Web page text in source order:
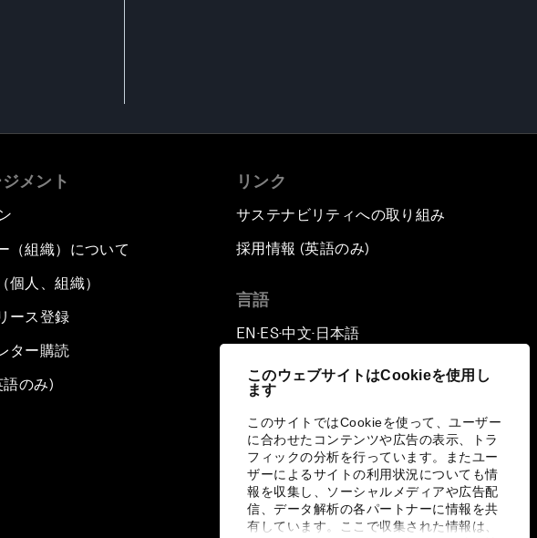
このウェブサイトはCookieを使用し
ます
このサイトではCookieを使って、ユーザー
に合わせたコンテンツや広告の表示、トラ
フィックの分析を行っています。またユー
ザーによるサイトの利用状況についても情
報を収集し、ソーシャルメディアや広告配
信、データ解析の各パートナーに情報を共
有しています。ここで収集された情報は、
メント
（組織）について
個人、組織）
ース登録
ター購読
のみ)
リンク
サステナビリティへの取り組み
採用情報 (英語のみ)
言語
EN ▪ES▪中文▪ 日本語